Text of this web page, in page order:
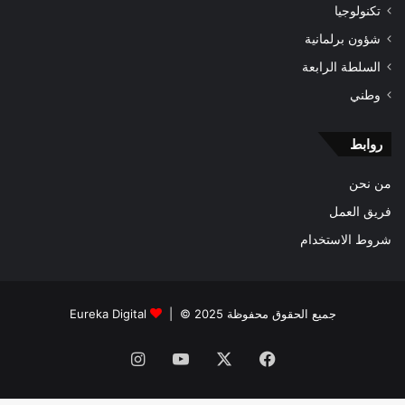
تكنولوجيا
شؤون برلمانية
السلطة الرابعة
وطني
روابط
من نحن
فريق العمل
شروط الاستخدام
جميع الحقوق محفوظة 2025 © | Eureka Digital
فيسبوك ‫YouTube